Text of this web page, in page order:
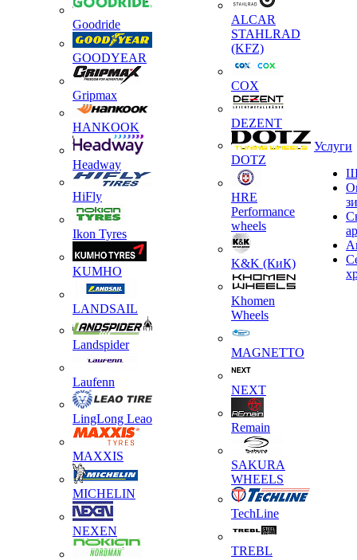
Goodride
GOODYEAR
Gripmax
HANKOOK
Headway
HiFly
Ikon Tyres
KUMHO
LANDSAIL
Landspider
Laufenn
LingLong Leao
MAXXIS
MICHELIN
NEXEN
ALCAR
STAHLRAD
(KFZ)
COX
DEZENT
DOTZ
HRE
Performance
wheels
K&K (КиК)
Khomen
Wheels
MAGNETTO
NEXT
Remain
SAKURA
WHEELS
TechLine
TREBL
Услуги